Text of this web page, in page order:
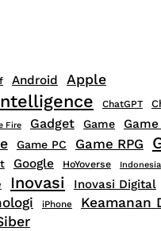
Android Apple
ChatGPT
Fire Gadget Game
Game PC Game RPG
Google HoYoverse Indonesia
Inovasi Inovasi Digital
iPhone
Keamanan